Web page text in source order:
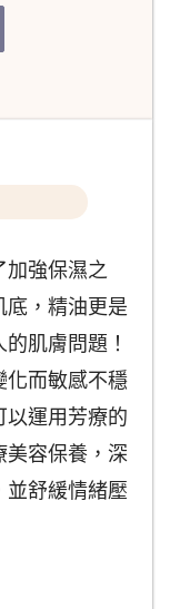
加強保濕之
底，精油更是
肌膚問題！
化而敏感不穩
以運用芳療的
美容保養，深
並舒緩情緒壓